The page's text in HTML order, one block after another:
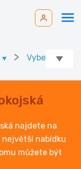
> Vyberte okres
najdete na
nabídku
můžete být